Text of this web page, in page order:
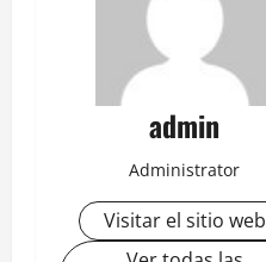
admin
Administrator
Visitar el sitio web